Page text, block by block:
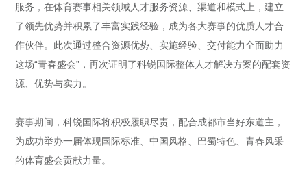
服务，在体育赛事相关领域人才服务资源、渠道和模式上，建立
了领先优势并积累了丰富实践经验，成为各大赛事的优质人才合
作伙伴。此次通过整合资源优势、实施经验、交付能力全面助力
这场“青春盛会”，再次证明了科锐国际整体人才解决方案的配套资
源、优势与实力。
赛事期间，科锐国际将积极履职尽责，配合成都市当好东道主，
为成功举办一届体现国际标准、中国风格、巴蜀特色、青春风采
的体育盛会贡献力量。